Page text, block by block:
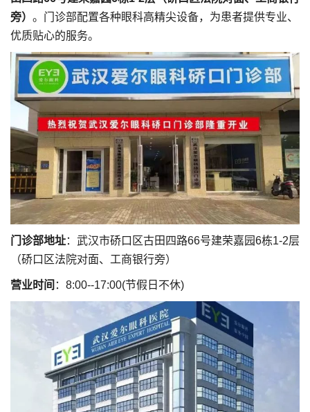
旁） 。门诊部配置各种眼科高精尖设备，为患者提供专业、
优质贴心的服务。
门诊部地址：武汉市硚口区古田四路66号建荣嘉园6栋1-2层
（硚口区法院对面、工商银行旁）
营业时间 ：8:00--17:00(节假日不休)